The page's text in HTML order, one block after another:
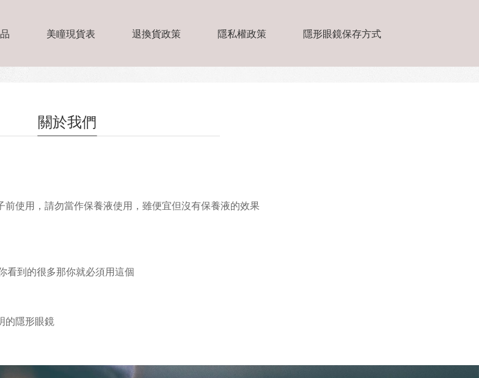
美瞳現貨表 退換貨政策 隱私權政策 隱形眼鏡保存方式
關於我們
使用，請勿當作保養液使用，雖便宜但沒有保養液的效果
看到的很多那你就必須用這個
的隱形眼鏡